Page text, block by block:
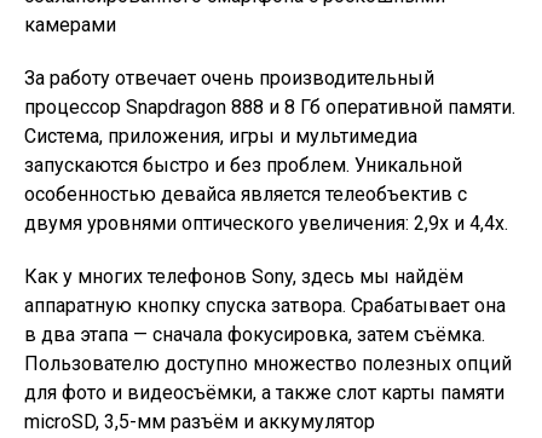
камерами
За работу отвечает очень производительный
процессор Snapdragon 888 и 8 Гб оперативной памяти.
Система, приложения, игры и мультимедиа
запускаются быстро и без проблем. Уникальной
особенностью девайса является телеобъектив с
двумя уровнями оптического увеличения: 2,9x и 4,4x.
Как у многих телефонов Sony, здесь мы найдём
аппаратную кнопку спуска затвора. Срабатывает она
в два этапа — сначала фокусировка, затем съёмка.
Пользователю доступно множество полезных опций
для фото и видеосъёмки, а также слот карты памяти
microSD, 3,5-мм разъём и аккумулятор